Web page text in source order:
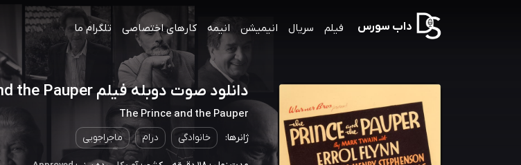
داب سورس فیلم سریال انیمیشن انیمه کارهای اختصاصی تلگرام ما
دانلود صوت دوبله فیلم The Prince and the Pauper
The Prince and the Pauper
ژانرها: خانوادگی درام ماجراجویی